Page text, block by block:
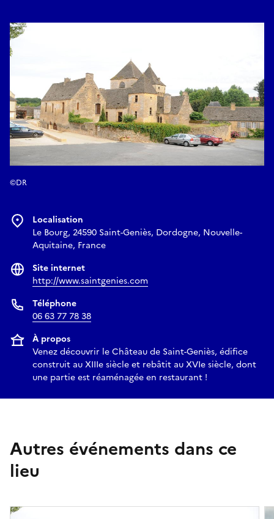
©DR
Localisation
Le Bourg, 24590 Saint-Geniès, Dordogne, Nouvelle-
Aquitaine, France
Site internet
http://www.saintgenies.com
Téléphone
06 63 77 78 38
À propos
Venez découvrir le Château de Saint-Geniès, édifice
construit au XIIIe siècle et rebâtit au XVIe siècle, dont
une partie est réaménagée en restaurant !
Autres événements dans ce
lieu